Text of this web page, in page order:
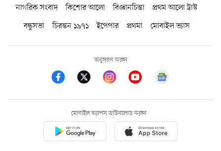
নাগরিক সংবাদ কিশোর আলো বিজ্ঞানচিন্তা
প্রথম আলো ট্রাস্ট
বন্ধুসভা
চিরন্তন ১৯৭১ ইপেপার প্রথমা মোবাইল ভ্যাস
অনুসরণ করুন
মোবাইল অ্যাপস ডাউনলোড করুন